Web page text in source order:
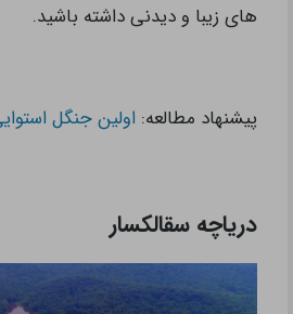
های زیبا و دیدنی داشته باشید.
پیشنهاد مطالعه: اولین جنگل
دریاچه سقالکسار